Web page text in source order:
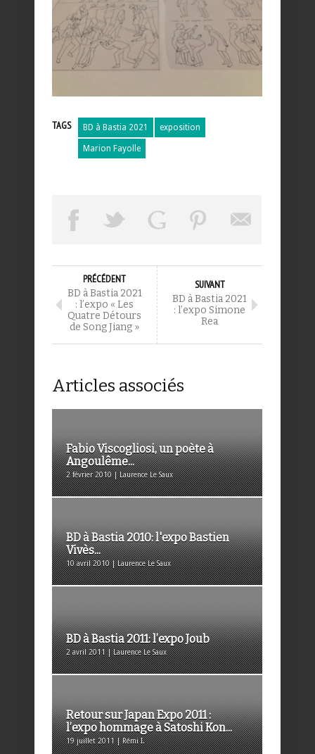
TAGS BD à Bastia 2021 exposition
Marion Fayolle
PRÉCÉDENT
BD à Bastia 2021
: l’expo « Les
Quatre Détours
de Song Jiang »
SUIVANT
BD à Bastia 2021
: l’expo Simone
Rea
Articles associés
Fabio Viscogliosi, un poète à
Angoulême...
2 février 2010 | Laurence Le Saux
BD à Bastia 2010: l'expo Bastien
Vivès...
10 avril 2010 | Laurence Le Saux
BD à Bastia 2011: l’expo Joub
2 avril 2011 | Laurence Le Saux
Retour sur Japan Expo 2011 :
l’expo hommage à Satoshi Kon...
19 juillet 2011 | Rémi I.